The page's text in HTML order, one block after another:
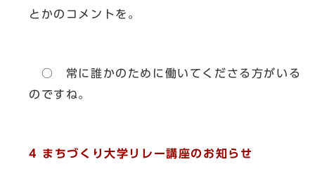
とかのコメントを。
○ 常に誰かのために働いてくださる方がいる
のですね。
4 まちづくり大学リレー講座のお知らせ